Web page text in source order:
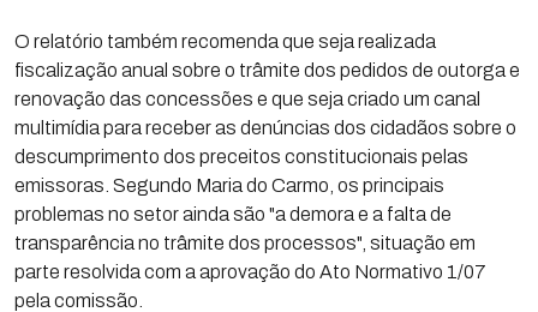
O relatório também recomenda que seja realizada
fiscalização anual sobre o trâmite dos pedidos de outorga e
renovação das concessões e que seja criado um canal
multimídia para receber as denúncias dos cidadãos sobre o
descumprimento dos preceitos constitucionais pelas
emissoras. Segundo Maria do Carmo, os principais
problemas no setor ainda são "a demora e a falta de
transparência no trâmite dos processos", situação em
parte resolvida com a aprovação do Ato Normativo 1/07
pela comissão.